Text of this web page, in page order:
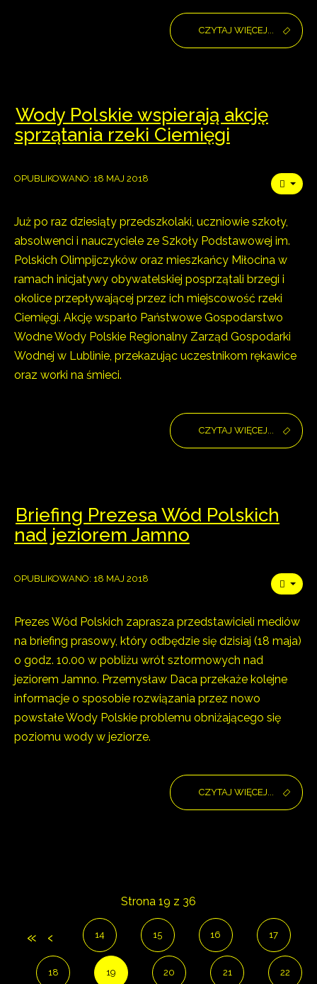
CZYTAJ WIĘCEJ...
Wody Polskie wspierają akcję
sprzątania rzeki Ciemięgi
OPUBLIKOWANO: 18 MAJ 2018
Już po raz dziesiąty przedszkolaki, uczniowie szkoły,
absolwenci i nauczyciele ze Szkoły Podstawowej im.
Polskich Olimpijczyków oraz mieszkańcy Miłocina w
ramach inicjatywy obywatelskiej posprzątali brzegi i
okolice przepływającej przez ich miejscowość rzeki
Ciemięgi. Akcję wsparło Państwowe Gospodarstwo
Wodne Wody Polskie Regionalny Zarząd Gospodarki
Wodnej w Lublinie, przekazując uczestnikom rękawice
oraz worki na śmieci.
CZYTAJ WIĘCEJ...
Briefing Prezesa Wód Polskich
nad jeziorem Jamno
OPUBLIKOWANO: 18 MAJ 2018
Prezes Wód Polskich zaprasza przedstawicieli mediów
na briefing prasowy, który odbędzie się dzisiaj (18 maja)
o godz. 10.00 w pobliżu wrót sztormowych nad
jeziorem Jamno. Przemysław Daca przekaże kolejne
informacje o sposobie rozwiązania przez nowo
powstałe Wody Polskie problemu obniżającego się
poziomu wody w jeziorze.
CZYTAJ WIĘCEJ...
Strona 19 z 36
14 15 16 17
18 19 20 21 22